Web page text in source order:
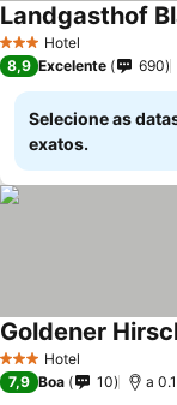
3 EstrelasHotel
Landgasthof
8,9 Excelente 690
Selecione as
exatos.
3 EstrelasHotel
Goldener
7,9 Boa 10 a